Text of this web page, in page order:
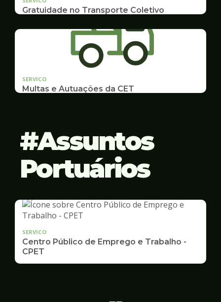
Gratuidade no Transporte Coletivo
Estudantes
SERVICO
Multas e Autuações da CET
Assuntos
Portuários
SERVICO
Centro Público de Emprego e Trabalho -
CPET